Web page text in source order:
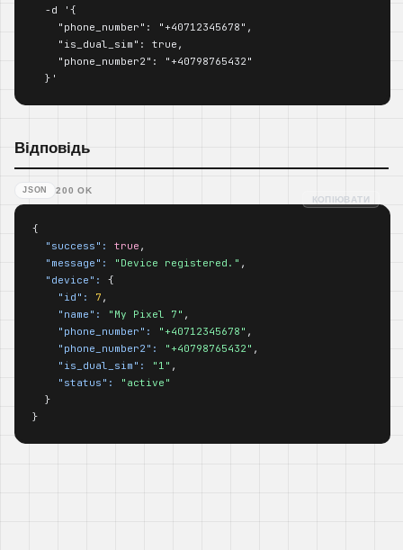
  -d '{
    "phone_number": "+40712345678",
    "is_dual_sim": true,
    "phone_number2": "+40798765432"
  }'
Відповідь
JSON 200 OK
{
"success":
true ,
"message":
"Device registered." ,
"device":
{
"id":
7 ,
"name":
"My Pixel 7" ,
"phone_number":
"+40712345678" ,
"phone_number2":
"+40798765432" ,
"is_dual_sim":
"1" ,
"status":
"active"
  }
}
КОПІЮВАТИ